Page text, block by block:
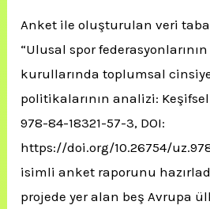
Anket ile oluşturulan veri
“Ulusal spor
kurullarında toplumsal
politikalarının analizi:
978-84-18321-57-3, DOI:
https://doi.org/10.26754/
isimli anket raporunu
projede yer alan beş Avrupa